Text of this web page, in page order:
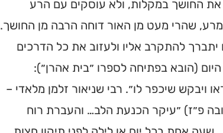
את החושך במקלות, ולא עוסקים עם הרע
מרע, שהרי מעט מן האור דוחה הרבה מן החושך.
להתקרב אליו ולעזוב את כל הדרכים
(הובא בפתיחה לספרו ״בית אהרן״):
ויבקש שיכפר לו״. רבי שניאור זלמן מלאדי –
פ״ז) ״עיקר הכנעת הלב… והעברת רוח